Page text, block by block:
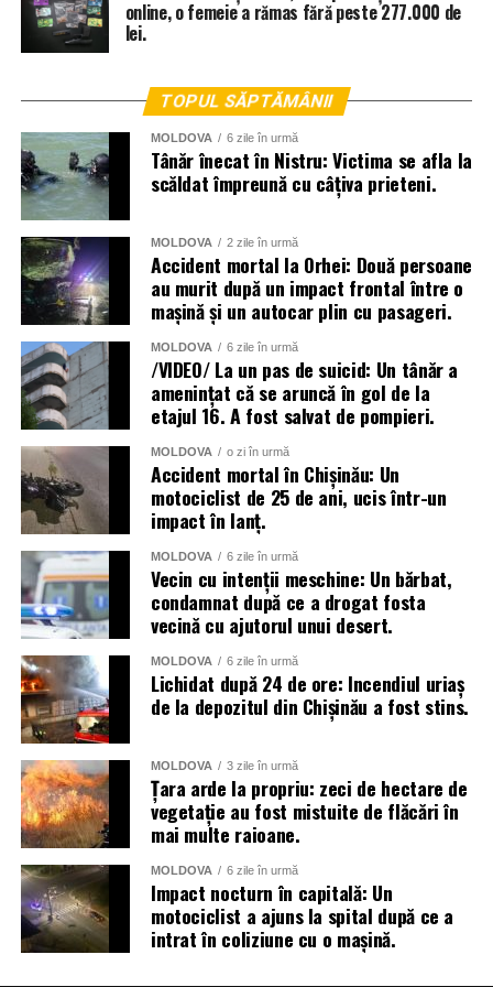
aproape două mii de angajați ai Ministerului Afacerilor
Interne, dar și toate serviciile specializate de nivel local,
raional și național.
Menționăm că meteorologii prognozează vreme instabilă
și pentru următoarele zile.
online, o femeie a rămas fără peste 277.000 de
lei.
TOPUL SĂPTĂMÂNII
MOLDOVA 6 zile în urmă
Tânăr înecat în Nistru: Victima se afla la
scăldat împreună cu câțiva prieteni.
MOLDOVA 2 zile în urmă
Accident mortal la Orhei: Două persoane
au murit după un impact frontal între o
mașină și un autocar plin cu pasageri.
MOLDOVA 6 zile în urmă
/VIDEO/ La un pas de suicid: Un tânăr a
amenințat că se aruncă în gol de la
etajul 16. A fost salvat de pompieri.
MOLDOVA o zi în urmă
Accident mortal în Chișinău: Un
motociclist de 25 de ani, ucis într-un
impact în lanț.
MOLDOVA 6 zile în urmă
Vecin cu intenții meschine: Un bărbat,
condamnat după ce a drogat fosta
vecină cu ajutorul unui desert.
MOLDOVA 6 zile în urmă
Lichidat după 24 de ore: Incendiul uriaș
de la depozitul din Chișinău a fost stins.
MOLDOVA 3 zile în urmă
Țara arde la propriu: zeci de hectare de
vegetație au fost mistuite de flăcări în
mai multe raioane.
MOLDOVA 6 zile în urmă
Impact nocturn în capitală: Un
motociclist a ajuns la spital după ce a
intrat în coliziune cu o mașină.